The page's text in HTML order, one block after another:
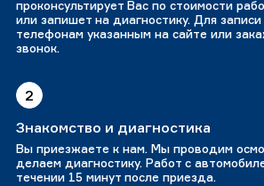
проконсультирует Вас по стоимости
или запишет на диагностику. Для
телефонам указанным на сайте или
звонок.
2
Знакомство и диагностика
Вы приезжаете к нам. Мы проводим
делаем диагностику. Работ с
течении 15 минут после приезда.